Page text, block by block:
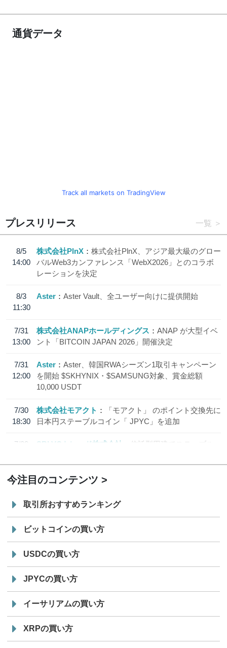
通貨データ
Track all markets on TradingView
プレスリリース 一覧
8/5
14:00
株式会社PlnX
株式会社PlnX、アジア最大級のグロー
バルWeb3カンファレンス「WebX2026」とのコラボ
レーションを決定
8/3
11:30
Aster Aster Vault、全ユーザー向けに提供開始
7/31
13:00
株式会社ANAPホールディングス
ANAP が大型イベ
ント「BITCOIN JAPAN 2026」開催決定
7/31
12:00
Aster
Aster、韓国RWAシーズン1取引キャンペーン
を開始 $SKHYNIX・$SAMSUNG対象、賞金総額
10,000 USDT
7/30
18:30
株式会社モアクト
「モアクト」 のポイント交換先に
日本円ステーブルコイン「 JPYC」を追加
7/29
SBI VCトレード株式会社
信託型円建てステーブル
今注目のコンテンツ
取引所おすすめランキング
ビットコインの買い方
USDCの買い方
JPYCの買い方
イーサリアムの買い方
XRPの買い方